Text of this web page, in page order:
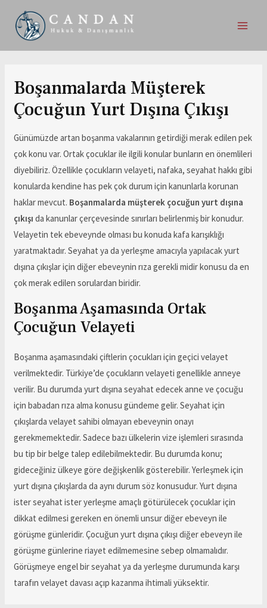
Boşanmalarda Müşterek
Çocuğun Yurt Dışına Çıkışı
Günümüzde artan boşanma vakalarının getirdiği merak edilen pek
çok konu var. Ortak çocuklar ile ilgili konular bunların en önemlileri
diyebiliriz. Özellikle çocukların velayeti, nafaka, seyahat hakkı gibi
konularda kendine has pek çok durum için kanunlarla korunan
haklar mevcut. Boşanmalarda müşterek çocuğun yurt dışına
çıkışı da kanunlar çerçevesinde sınırları belirlenmiş bir konudur.
Velayetin tek ebeveynde olması bu konuda kafa karışıklığı
yaratmaktadır. Seyahat ya da yerleşme amacıyla yapılacak yurt
dışına çıkışlar için diğer ebeveynin rıza gerekli midir konusu da en
çok merak edilen sorulardan biridir.
Boşanma Aşamasında Ortak
Çocuğun Velayeti
Boşanma aşamasındaki çiftlerin çocukları için geçici velayet
verilmektedir. Türkiye’de çocukların velayeti genellikle anneye
verilir. Bu durumda yurt dışına seyahat edecek anne ve çocuğu
için babadan rıza alma konusu gündeme gelir. Seyahat için
çıkışlarda velayet sahibi olmayan ebeveynin onayı
gerekmemektedir. Sadece bazı ülkelerin vize işlemleri sırasında
bu tip bir belge talep edilebilmektedir. Bu durumda konu;
gideceğiniz ülkeye göre değişkenlik gösterebilir. Yerleşmek için
yurt dışına çıkışlarda da aynı durum söz konusudur. Yurt dışına
ister seyahat ister yerleşme amaçlı götürülecek çocuklar için
dikkat edilmesi gereken en önemli unsur diğer ebeveyn ile
görüşme günleridir. Çocuğun yurt dışına çıkışı diğer ebeveyn ile
görüşme günlerine riayet edilmemesine sebep olmamalıdır.
Görüşmeye engel bir seyahat ya da yerleşme durumunda karşı
tarafın velayet davası açıp kazanma ihtimali yüksektir.